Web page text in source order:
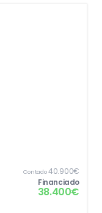
Contado40.900€
Financiado
38.400€